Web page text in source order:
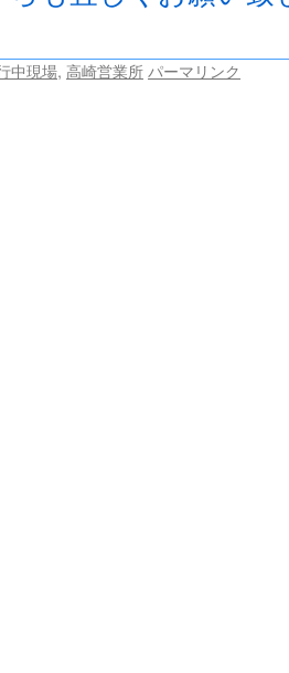
中現場, 高崎営業所 パーマリンク